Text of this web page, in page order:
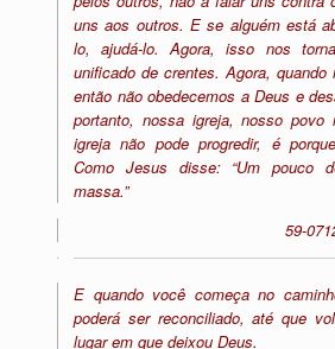
uns aos outros. E se alguém está
lo, ajudá-lo. Agora, isso nos
unificado de crentes. Agora, quando
então não obedecemos a Deus e
portanto, nossa igreja, nosso povo
igreja não pode progredir, é
Como Jesus disse: “Um pouco
massa.”
59-
E quando você começa no
poderá ser reconciliado, até que
lugar em que deixou Deus.